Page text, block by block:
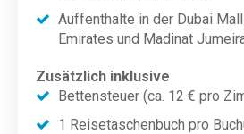
Auffenthalte in der Dubai
Emirates und Madinat
Zusätzlich inklusive
Bettensteuer (ca. 12 € pro
1 Reisetaschenbuch pro